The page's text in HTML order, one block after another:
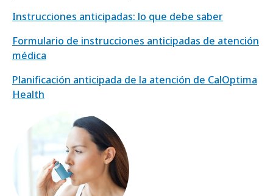
Instrucciones anticipadas: lo que debe saber
Formulario de instrucciones anticipadas de atención
médica
Planificación anticipada de la atención de CalOptima
Health